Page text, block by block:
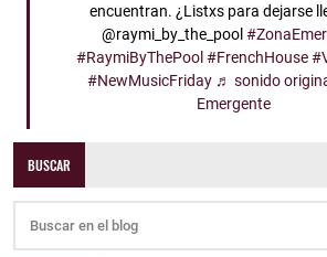
encuentran. ¿Listxs para dejarse
@raymi_by_the_pool
#RaymiByThePool #FrenchHouse
#NewMusicFriday ♬ sonido
Emergente
BUSCAR